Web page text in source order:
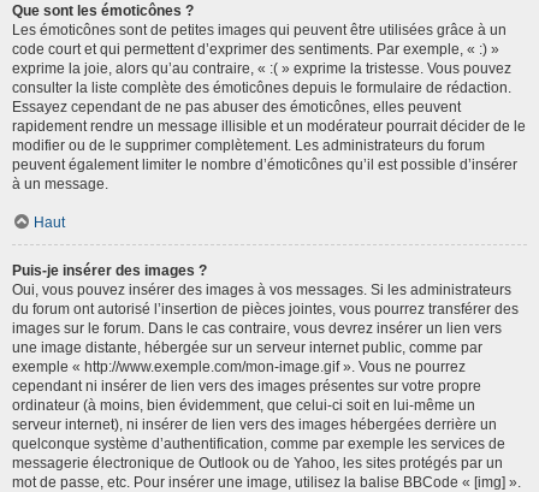
Que sont les émoticônes ?
Les émoticônes sont de petites images qui peuvent être utilisées grâce à un
code court et qui permettent d’exprimer des sentiments. Par exemple, « :) »
exprime la joie, alors qu’au contraire, « :( » exprime la tristesse. Vous pouvez
consulter la liste complète des émoticônes depuis le formulaire de rédaction.
Essayez cependant de ne pas abuser des émoticônes, elles peuvent
rapidement rendre un message illisible et un modérateur pourrait décider de le
modifier ou de le supprimer complètement. Les administrateurs du forum
peuvent également limiter le nombre d’émoticônes qu’il est possible d’insérer
à un message.
Haut
Puis-je insérer des images ?
Oui, vous pouvez insérer des images à vos messages. Si les administrateurs
du forum ont autorisé l’insertion de pièces jointes, vous pourrez transférer des
images sur le forum. Dans le cas contraire, vous devrez insérer un lien vers
une image distante, hébergée sur un serveur internet public, comme par
exemple « http://www.exemple.com/mon-image.gif ». Vous ne pourrez
cependant ni insérer de lien vers des images présentes sur votre propre
ordinateur (à moins, bien évidemment, que celui-ci soit en lui-même un
serveur internet), ni insérer de lien vers des images hébergées derrière un
quelconque système d’authentification, comme par exemple les services de
messagerie électronique de Outlook ou de Yahoo, les sites protégés par un
mot de passe, etc. Pour insérer une image, utilisez la balise BBCode « [img] ».